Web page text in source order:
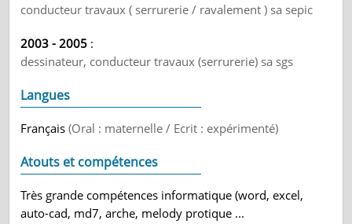
conducteur travaux ( serrurerie / ravalement ) sa sepic
2003 - 2005 :
dessinateur, conducteur travaux (serrurerie) sa sgs
Langues
Français(Oral : maternelle / Ecrit : expérimenté)
Atouts et compétences
Très grande compétences informatique (word, excel,
auto-cad, md7, arche, melody protique ...